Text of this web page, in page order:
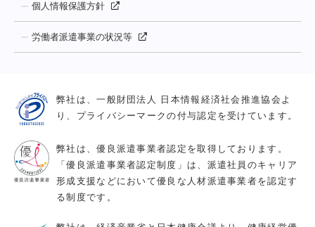
個人情報保護方針
労働者派遣事業の状況等
弊社は、一般財団法人 日本情報経済社会推進協会よ
り、プライバシーマークの付与認定を受けています。
弊社は、優良派遣事業者認定を取得しております。
「優良派遣事業者認定制度」は、派遣社員のキャリア
形成支援などにおいて優良な人材派遣事業者を認定す
る制度です。